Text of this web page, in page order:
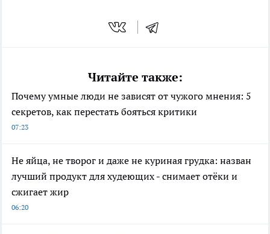
Читайте также:
Почему умные люди не зависят от чужого мнения: 5
секретов, как перестать бояться критики
07:23
Не яйца, не творог и даже не куриная грудка: назван
лучший продукт для худеющих - снимает отёки и
сжигает жир
06:20